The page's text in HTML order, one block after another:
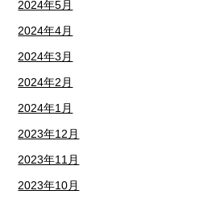
2024年5月
2024年4月
2024年3月
2024年2月
2024年1月
2023年12月
2023年11月
2023年10月